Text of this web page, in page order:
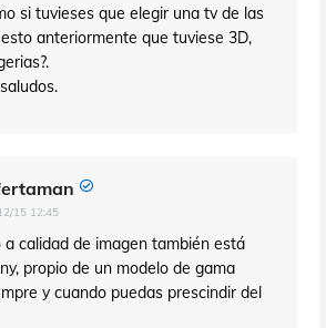
si tuvieses que elegir una tv de las
anteriormente que tuviese 3D,
15 12:45
a calidad de imagen también está
propio de un modelo de gama
y cuando puedas prescindir del